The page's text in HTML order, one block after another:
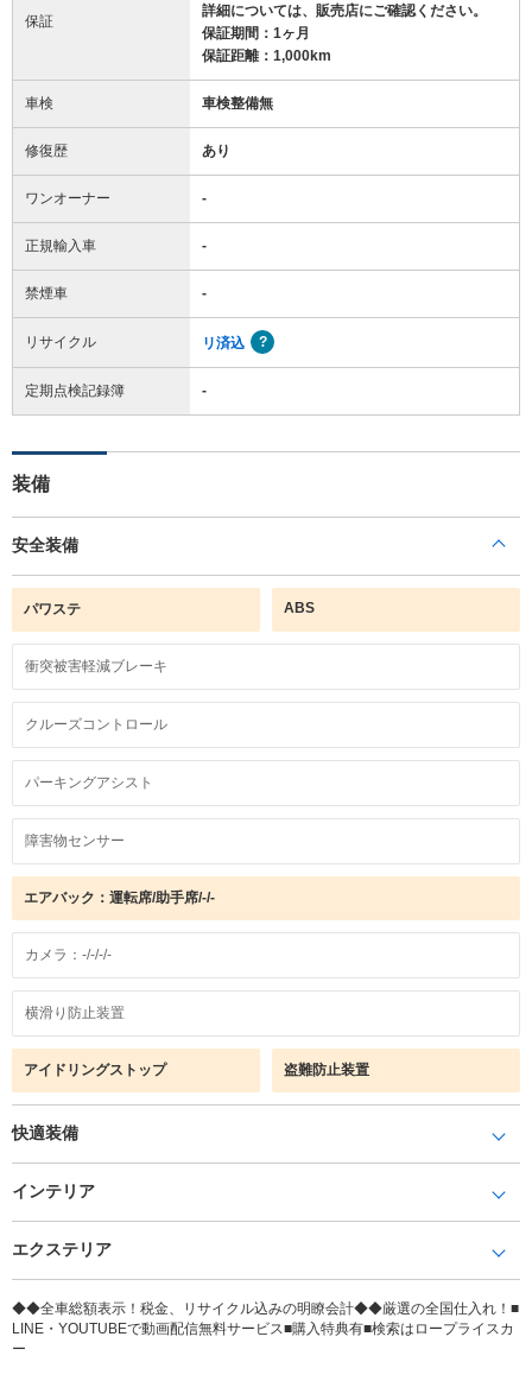
保証
詳細については、販売店にご確認ください。
保証期間：1ヶ月
保証距離：1,000km
車検 車検整備無
修復歴 あり
ワンオーナー -
正規輸入車 -
禁煙車 -
リサイクル リ済込
定期点検記録簿 -
装備
安全装備
パワステ ABS
衝突被害軽減ブレーキ
クルーズコントロール
パーキングアシスト
障害物センサー
エアバック：運転席/助手席/-/-
カメラ：-/-/-/-
横滑り防止装置
アイドリングストップ 盗難防止装置
快適装備
インテリア
エクステリア
◆◆全車総額表示！税金、リサイクル込みの明瞭会計◆◆厳選の全国仕入れ！■
LINE・YOUTUBEで動画配信無料サービス■購入特典有■検索はロープライスカ
ー